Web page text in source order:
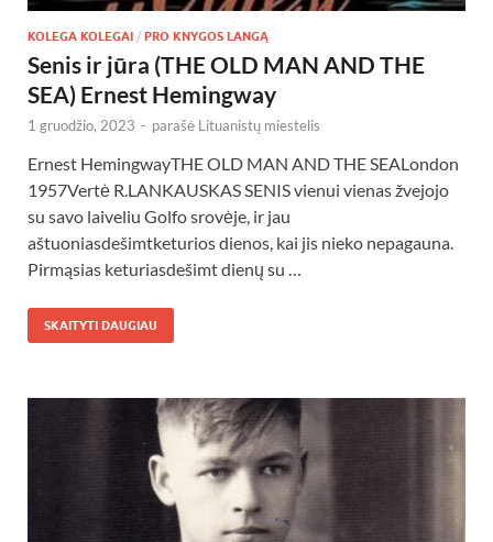
KOLEGA KOLEGAI / PRO KNYGOS LANGĄ
Senis ir jūra (THE OLD MAN AND THE
SEA) Ernest Hemingway
1 gruodžio, 2023 - parašė Lituanistų miestelis
Ernest HemingwayTHE OLD MAN AND THE SEALondon
1957Vertė R.LANKAUSKAS SENIS vienui vienas žvejojo
su savo laiveliu Golfo srovėje, ir jau
aštuoniasdešimtketurios dienos, kai jis nieko nepagauna.
Pirmąsias keturiasdešimt dienų su …
SKAITYTI DAUGIAU